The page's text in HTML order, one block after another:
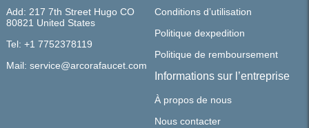
Add: 217 7th Street Hugo CO
80821 United States
Tel: +1 7752378119
Mail: service@arcorafaucet.com
Conditions d’utilisation
Politique dexpedition
Politique de remboursement
Informations sur l’entreprise
À propos de nous
Nous contacter